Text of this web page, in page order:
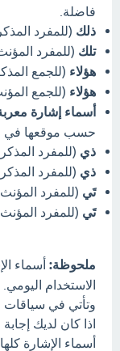
فاضلة.
ذلك (للمفرد
تلك (للمفرد
هؤلاء (للجمع
هؤلاء (للجمع
أسماء إشارة
حسب موقعها في
ذي (للمفرد
ذي (للمفرد
تَي (للمفرد
تَي (للمفرد
ملحوظة: أسماء
الاستخدام
وتأتي في سياقات
اذا كان لديك
أسماء الإشارة